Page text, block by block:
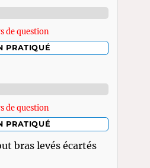
de question
PRATIQUÉ
de question
PRATIQUÉ
bras levés écartés